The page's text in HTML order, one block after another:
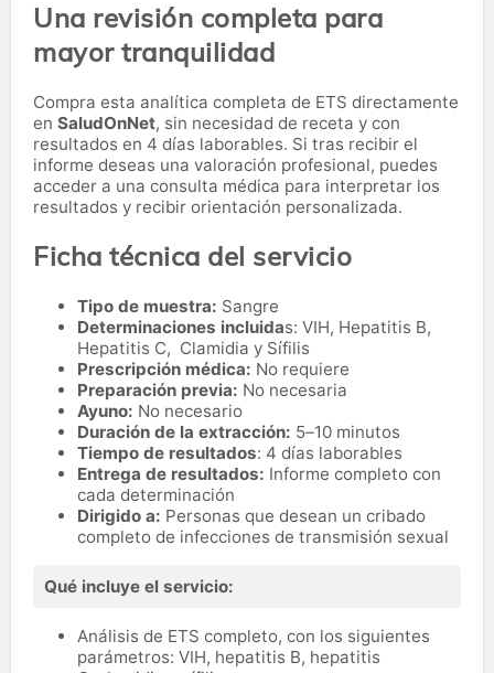
Una revisión completa para
mayor tranquilidad
Compra esta analítica completa de ETS directamente
en SaludOnNet, sin necesidad de receta y con
resultados en 4 días laborables. Si tras recibir el
informe deseas una valoración profesional, puedes
acceder a una consulta médica para interpretar los
resultados y recibir orientación personalizada.
Ficha técnica del servicio
Tipo de muestra: Sangre
Determinaciones incluidas: VIH, Hepatitis B,
Hepatitis C, Clamidia y Sífilis
Prescripción médica: No requiere
Preparación previa: No necesaria
Ayuno: No necesario
Duración de la extracción: 5–10 minutos
Tiempo de resultados: 4 días laborables
Entrega de resultados: Informe completo con
cada determinación
Dirigido a: Personas que desean un cribado
completo de infecciones de transmisión sexual
Qué incluye el servicio:
Análisis de ETS completo, con los siguientes
parámetros: VIH, hepatitis B, hepatitis